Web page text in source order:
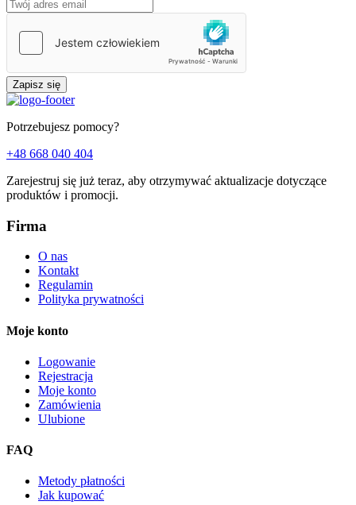
Zapisz się
Potrzebujesz pomocy?
+48 668 040 404
Zarejestruj się już teraz, aby otrzymywać aktualizacje dotyczące
produktów i promocji.
Firma
O nas
Kontakt
Regulamin
Polityka prywatności
Moje konto
Logowanie
Rejestracja
Moje konto
Zamówienia
Ulubione
FAQ
Metody płatności
Jak kupować